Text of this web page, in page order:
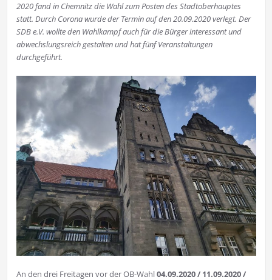
2020 fand in Chemnitz die Wahl zum Posten des Stadtoberhauptes
statt. Durch Corona wurde der Termin auf den 20.09.2020 verlegt. Der
SDB e.V. wollte den Wahlkampf auch für die Bürger interessant und
abwechslungsreich gestalten und hat fünf Veranstaltungen
durchgeführt.
An den drei Freitagen vor der OB-Wahl04.09.2020 / 11.09.2020 /